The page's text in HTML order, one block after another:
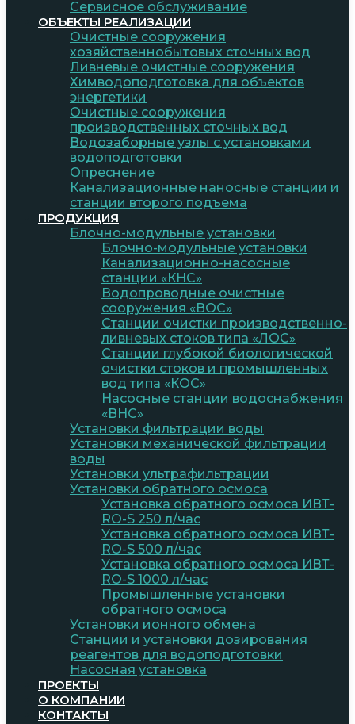
Сервисное обслуживание
ОБЪЕКТЫ РЕАЛИЗАЦИИ
Очистные сооружения
хозяйственнобытовых сточных вод
Ливневые очистные сооружения
Химводоподготовка для объектов
энергетики
Очистные сооружения
производственных сточных вод
Водозаборные узлы с установками
водоподготовки
Опреснение
Канализационные наносные станции и
станции второго подъема
ПРОДУКЦИЯ
Блочно-модульные установки
Блочно-модульные установки
Канализационно-насосные
станции «КНС»
Водопроводные очистные
сооружения «ВОС»
Станции очистки производственно-
ливневых стоков типа «ЛОС»
Станции глубокой биологической
очистки стоков и промышленных
вод типа «КОС»
Насосные станции водоснабжения
«ВНС»
Установки фильтрации воды
Установки механической фильтрации
воды
Установки ультрафильтрации
Установки обратного осмоса
Установка обратного осмоса ИВТ-
RO-S 250 л/час
Установка обратного осмоса ИВТ-
RO-S 500 л/час
Установка обратного осмоса ИВТ-
RO-S 1000 л/час
Промышленные установки
обратного осмоса
Установки ионного обмена
Станции и установки дозирования
реагентов для водоподготовки
Насосная установка
ПРОЕКТЫ
О КОМПАНИИ
КОНТАКТЫ